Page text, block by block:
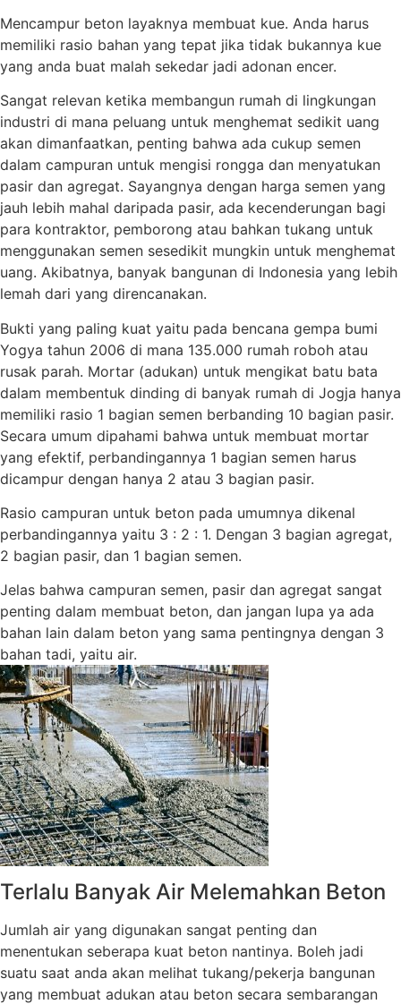
Mencampur beton layaknya membuat kue. Anda harus
memiliki rasio bahan yang tepat jika tidak bukannya kue
yang anda buat malah sekedar jadi adonan encer.
Sangat relevan ketika membangun rumah di lingkungan
industri di mana peluang untuk menghemat sedikit uang
akan dimanfaatkan, penting bahwa ada cukup semen
dalam campuran untuk mengisi rongga dan menyatukan
pasir dan agregat. Sayangnya dengan harga semen yang
jauh lebih mahal daripada pasir, ada kecenderungan bagi
para kontraktor, pemborong atau bahkan tukang untuk
menggunakan semen sesedikit mungkin untuk menghemat
uang. Akibatnya, banyak bangunan di Indonesia yang lebih
lemah dari yang direncanakan.
Bukti yang paling kuat yaitu pada bencana gempa bumi
Yogya tahun 2006 di mana 135.000 rumah roboh atau
rusak parah. Mortar (adukan) untuk mengikat batu bata
dalam membentuk dinding di banyak rumah di Jogja hanya
memiliki rasio 1 bagian semen berbanding 10 bagian pasir.
Secara umum dipahami bahwa untuk membuat mortar
yang efektif, perbandingannya 1 bagian semen harus
dicampur dengan hanya 2 atau 3 bagian pasir.
Rasio campuran untuk beton pada umumnya dikenal
perbandingannya yaitu 3 : 2 : 1. Dengan 3 bagian agregat,
2 bagian pasir, dan 1 bagian semen.
Jelas bahwa campuran semen, pasir dan agregat sangat
penting dalam membuat beton, dan jangan lupa ya ada
bahan lain dalam beton yang sama pentingnya dengan 3
bahan tadi, yaitu air.
Terlalu Banyak Air Melemahkan Beton
Jumlah air yang digunakan sangat penting dan
menentukan seberapa kuat beton nantinya. Boleh jadi
suatu saat anda akan melihat tukang/pekerja bangunan
yang membuat adukan atau beton secara sembarangan